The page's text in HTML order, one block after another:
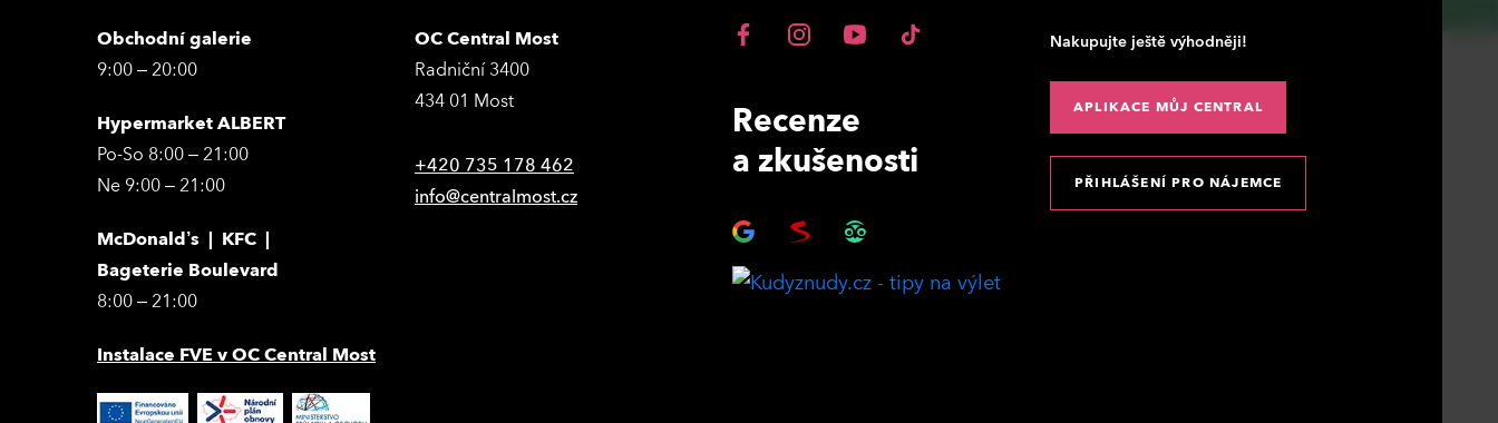
Obchodní galerie
9:00 – 20:00
Hypermarket ALBERT
Po-So 8:00 – 21:00
Ne 9:00 – 21:00
McDonald’s | KFC |
Bageterie Boulevard
8:00 – 21:00
Instalace FVE v OC Central Most
OC Central Most
Radniční 3400
434 01 Most
+420 735 178 462
info@centralmost.cz
Recenze
a zkušenosti
Nakupujte ještě výhodněji!
APLIKACE MŮJ CENTRAL
PŘIHLÁŠENÍ PRO NÁJEMCE